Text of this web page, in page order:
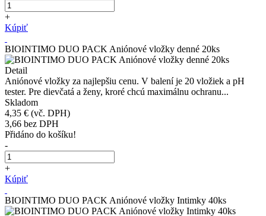
+
Kúpiť
BIOINTIMO DUO PACK Aniónové vložky denné 20ks
Detail
Aniónové vložky za najlepšiu cenu. V balení je 20 vložiek a pH
tester. Pre dievčatá a ženy, kroré chcú maximálnu ochranu...
Skladom
4,35 € (vč. DPH)
3,66 bez DPH
Přidáno do košíku!
-
+
Kúpiť
BIOINTIMO DUO PACK Aniónové vložky Intimky 40ks